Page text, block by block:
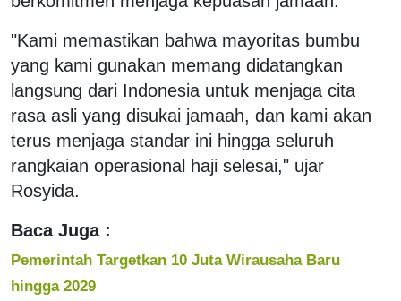
"Kami memastikan bahwa mayoritas bumbu
yang kami gunakan memang didatangkan
langsung dari Indonesia untuk menjaga cita
rasa asli yang disukai jamaah, dan kami akan
terus menjaga standar ini hingga seluruh
rangkaian operasional haji selesai," ujar
Rosyida.
Baca Juga :
Pemerintah Targetkan 10 Juta Wirausaha Baru
hingga 2029